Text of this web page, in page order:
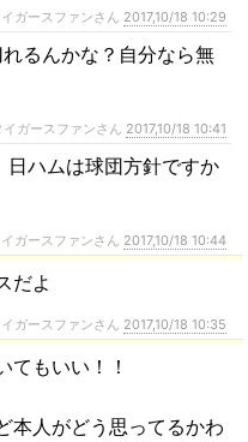
ガースファンさん 2017,10/18 10:29
るんかな？自分なら無
ガースファンさん 2017,10/18 10:41
日ハムは球団方針ですか
ガースファンさん 2017,10/18 10:44
だよ
ガースファンさん 2017,10/18 10:35
てもいい！！
本人がどう思ってるかわ